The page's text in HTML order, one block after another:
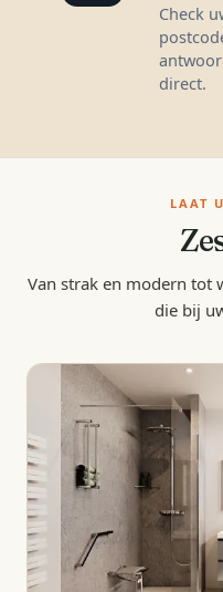
Check
direct.
LAAT
Van strak en modern tot
die bij